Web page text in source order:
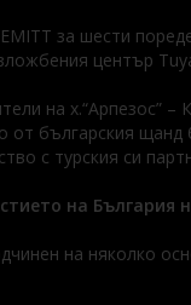
за шести
център
на х.“Арпезос”
българския щанд
с турския си
на България
на няколко